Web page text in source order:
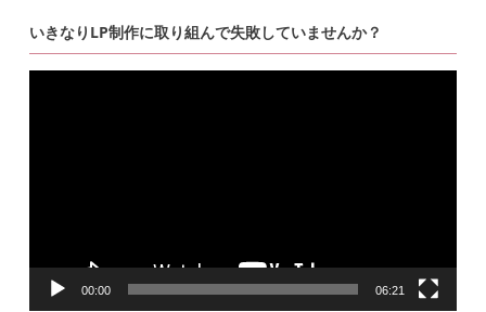
いきなりLP制作に取り組んで失敗していませんか？
動
00:00 06:21